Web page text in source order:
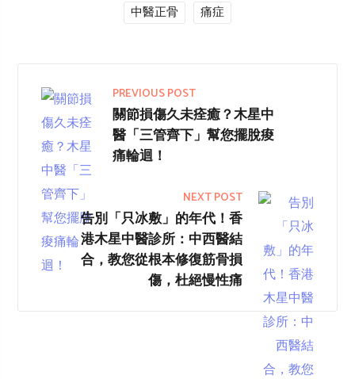
中醫正骨 痛症
PREVIOUS POST
關節損傷久未痊癒？木星中
醫「三管齊下」幫您擺脫痠
痛輪迴！
NEXT POST
告別「只冰敷」的年代！香
港木星中醫診所：中西醫結
合，教您從根本修復筋骨損
傷，杜絕慢性痛